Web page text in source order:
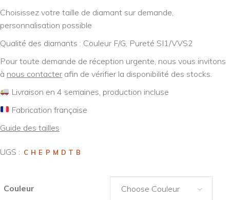
Choisissez votre taille de diamant sur demande,
personnalisation possible
Qualité des diamants : Couleur F/G, Pureté SI1/VVS2
Pour toute demande de réception urgente, nous vous invitons
à nous contacter afin de vérifier la disponibilité des stocks.
Livraison en 4 semaines, production incluse
Fabrication française
Guide des tailles
UGS : CHEPMDTB
Couleur Choose Couleur